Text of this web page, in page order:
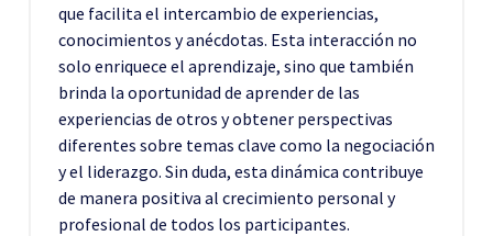
que facilita el intercambio de experiencias,
conocimientos y anécdotas. Esta interacción no
solo enriquece el aprendizaje, sino que también
brinda la oportunidad de aprender de las
experiencias de otros y obtener perspectivas
diferentes sobre temas clave como la negociación
y el liderazgo. Sin duda, esta dinámica contribuye
de manera positiva al crecimiento personal y
profesional de todos los participantes.